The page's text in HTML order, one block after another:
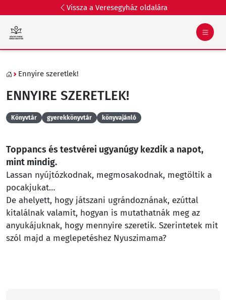
Vissza a Veresegyház oldalára
Ennyire szeretlek!
ENNYIRE SZERETLEK!
Könyvtár gyerekkönyvtár könyvajánló
Toppancs és testvérei ugyanúgy kezdik a napot,
mint mindig.
Lassan nyújtózkodnak, megmosakodnak, megtöltik a
pocakjukat…
De ahelyett, hogy játszani ugrándoznának, ezúttal
kitalálnak valamit, hogyan is mutathatnák meg az
anyukájuknak, hogy mennyire szeretik. Szerintetek mit
szól majd a meglepetéshez Nyuszimama?